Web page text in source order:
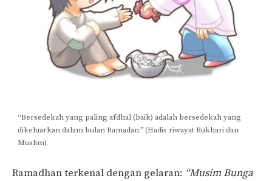
“Bersedekah yang paling afdhal (baik) adalah bersedekah yang
dikeluarkan dalam bulan Ramadan.” (Hadis riwayat Bukhari dan
Muslim).
Ramadhan terkenal dengan gelaran: “Musim Bunga